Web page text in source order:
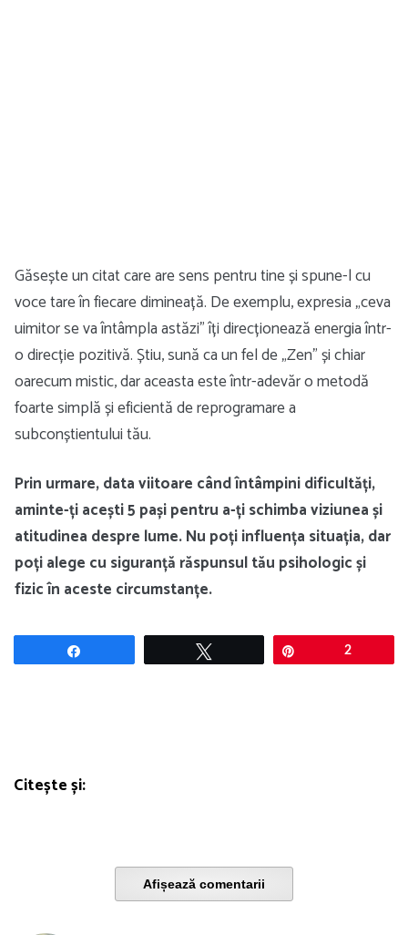
Găsește un citat care are sens pentru tine și spune-l cu
voce tare în fiecare dimineață. De exemplu, expresia „ceva
uimitor se va întâmpla astăzi” îți direcționează energia într-
o direcție pozitivă. Știu, sună ca un fel de „Zen” și chiar
oarecum mistic, dar aceasta este într-adevăr o metodă
foarte simplă și eficientă de reprogramare a
subconștientului tău.
Prin urmare, data viitoare când întâmpini dificultăți,
aminte-ți acești 5 pași pentru a-ți schimba viziunea și
atitudinea despre lume. Nu poți influența situația, dar
poți alege cu siguranță răspunsul tău psihologic și
fizic în aceste circumstanțe.
2
Citește și:
Afișează comentarii